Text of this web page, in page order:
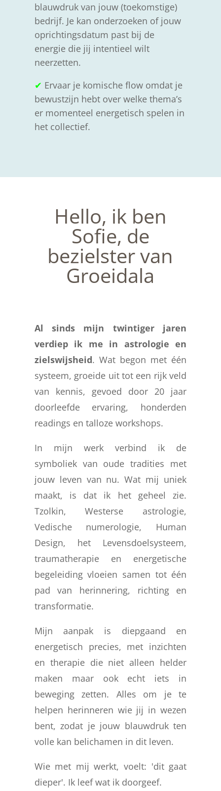
blauwdruk van jouw (toekomstige)
bedrijf. Je kan onderzoeken of jouw
oprichtingsdatum past bij de
energie die jij intentieel wilt
neerzetten.
✔ Ervaar je komische flow omdat je
bewustzijn hebt over welke thema’s
er momenteel energetisch spelen in
het collectief.
Hello, ik ben
Sofie, de
bezielster van
Groeidala
Al sinds mijn twintiger jaren
verdiep ik me in astrologie en
zielswijsheid. Wat begon met één
systeem, groeide uit tot een rijk veld
van kennis, gevoed door 20 jaar
doorleefde ervaring, honderden
readings en talloze workshops.
In mijn werk verbind ik de
symboliek van oude tradities met
jouw leven van nu. Wat mij uniek
maakt, is dat ik het geheel zie.
Tzolkin, Westerse astrologie,
Vedische numerologie, Human
Design, het Levensdoelsysteem,
traumatherapie en energetische
begeleiding vloeien samen tot één
pad van herinnering, richting en
transformatie.
Mijn aanpak is diepgaand en
energetisch precies, met inzichten
en therapie die niet alleen helder
maken maar ook echt iets in
beweging zetten. Alles om je te
helpen herinneren wie jij in wezen
bent, zodat je jouw blauwdruk ten
volle kan belichamen in dit leven.
Wie met mij werkt, voelt: 'dit gaat
dieper'. Ik leef wat ik doorgeef.